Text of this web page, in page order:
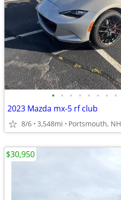
• • • • • • • •
2023 Mazda mx-5 rf club
8/6 3,548mi Portsmouth, NH
$30,950